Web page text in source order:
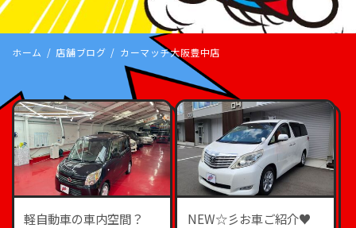
ホーム 店舗ブログ カーマッチ大阪豊中店
軽自動車の車内空間？ NEW☆彡お車ご紹介♥